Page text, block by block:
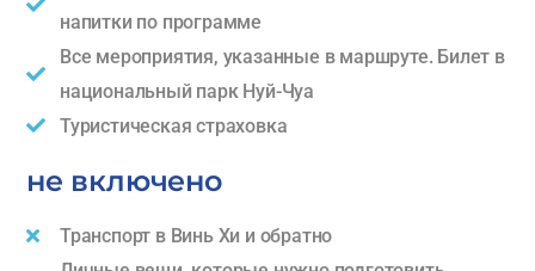
напитки по программе
Все мероприятия, указанные в маршруте. Билет в
национальный парк Нуй-Чуа
Туристическая страховка
не включено
Транспорт в Винь Хи и обратно